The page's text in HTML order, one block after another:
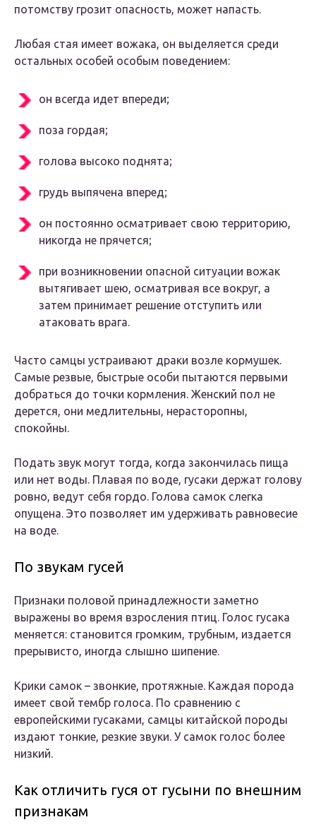
потомству грозит опасность, может напасть.
Любая стая имеет вожака, он выделяется среди
остальных особей особым поведением:
он всегда идет впереди;
поза гордая;
голова высоко поднята;
грудь выпячена вперед;
он постоянно осматривает свою территорию,
никогда не прячется;
при возникновении опасной ситуации вожак
вытягивает шею, осматривая все вокруг, а
затем принимает решение отступить или
атаковать врага.
Часто самцы устраивают драки возле кормушек.
Самые резвые, быстрые особи пытаются первыми
добраться до точки кормления. Женский пол не
дерется, они медлительны, нерасторопны,
спокойны.
Подать звук могут тогда, когда закончилась пища
или нет воды. Плавая по воде, гусаки держат голову
ровно, ведут себя гордо. Голова самок слегка
опущена. Это позволяет им удерживать равновесие
на воде.
По звукам гусей
Признаки половой принадлежности заметно
выражены во время взросления птиц. Голос гусака
меняется: становится громким, трубным, издается
прерывисто, иногда слышно шипение.
Крики самок – звонкие, протяжные. Каждая порода
имеет свой тембр голоса. По сравнению с
европейскими гусаками, самцы китайской породы
издают тонкие, резкие звуки. У самок голос более
низкий.
Как отличить гуся от гусыни по внешним
признакам